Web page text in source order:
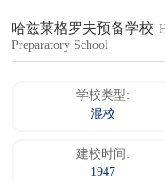
哈兹莱格罗夫预备学校
Preparatory School
学校类型:
混校
建校时间:
1947